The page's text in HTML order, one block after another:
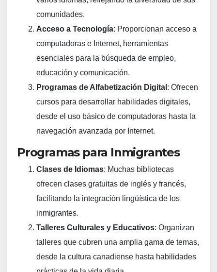
comunidades.
Acceso a Tecnología: Proporcionan acceso a
computadoras e Internet, herramientas
esenciales para la búsqueda de empleo,
educación y comunicación.
Programas de Alfabetización Digital : Ofrecen
cursos para desarrollar habilidades digitales,
desde el uso básico de computadoras hasta la
navegación avanzada por Internet.
Programas para Inmigrantes
Clases de Idiomas: Muchas bibliotecas
ofrecen clases gratuitas de inglés y francés,
facilitando la integración lingüística de los
inmigrantes.
Talleres Culturales y Educativos: Organizan
talleres que cubren una amplia gama de temas,
desde la cultura canadiense hasta habilidades